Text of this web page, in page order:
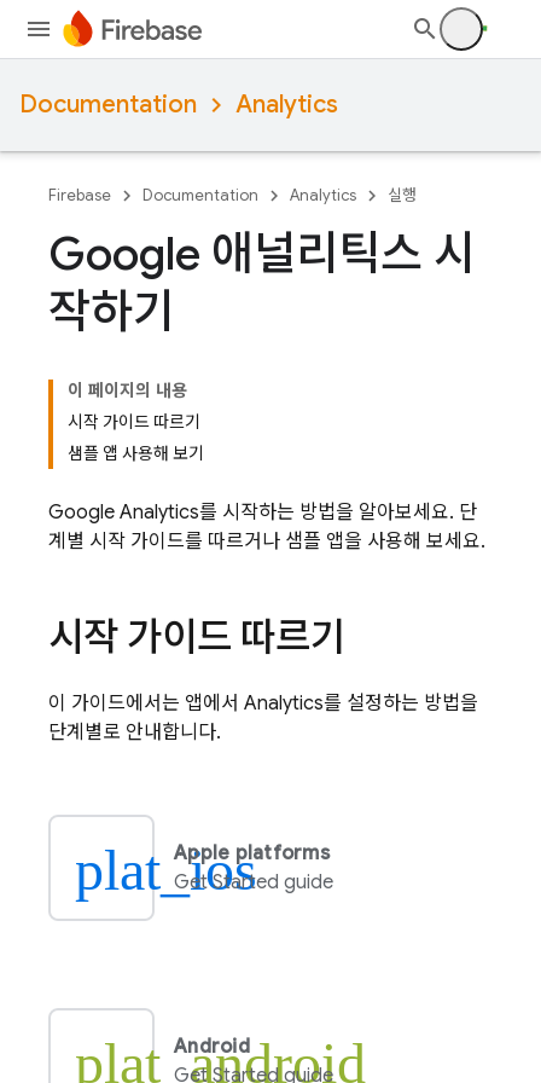
Documentation Analytics
Firebase Documentation Analytics 실행
Google 애널리틱스 시
작하기
이 페이지의 내용
시작 가이드 따르기
샘플 앱 사용해 보기
Google Analytics를 시작하는 방법을 알아보세요. 단
계별 시작 가이드를 따르거나 샘플 앱을 사용해 보세요.
시작 가이드 따르기
이 가이드에서는 앱에서 Analytics를 설정하는 방법을
단계별로 안내합니다.
plat_ios
Apple platforms
Get Started guide
plat_android
Android
Get Started guide